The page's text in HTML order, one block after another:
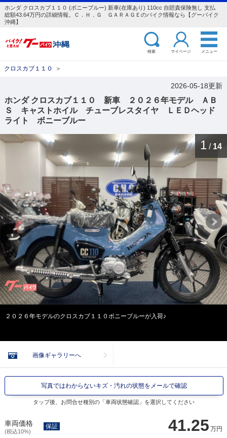
ホンダ クロスカブ１１０ (ボニーブルー) 新車(在庫あり) 110cc 自賠責保険無し 支払
総額43.64万円の詳細情報。Ｃ．Ｈ．Ｇ ＧＡＲＡＧＥのバイク情報なら【グーバイク
沖縄】
検索 マイページ メニュー
クロスカブ１１０ ＞
2026-05-18更新
ホンダ クロスカブ１１０ 新車 ２０２６年モデル ＡＢ
Ｓ キャストホイル チューブレスタイヤ ＬＥＤヘッド
ライト ボニーブルー
1 / 14
２０２６年モデルのクロスカブ１１０ボニーブルーが入荷♪
画像ギャラリーへ
写真ではわからないキズ・汚れの状態をメールで確認
タップ後、お問合せ種別の「車両状態確認」を選択してください
車両価格
(税込10%) 41.25 万円
保証